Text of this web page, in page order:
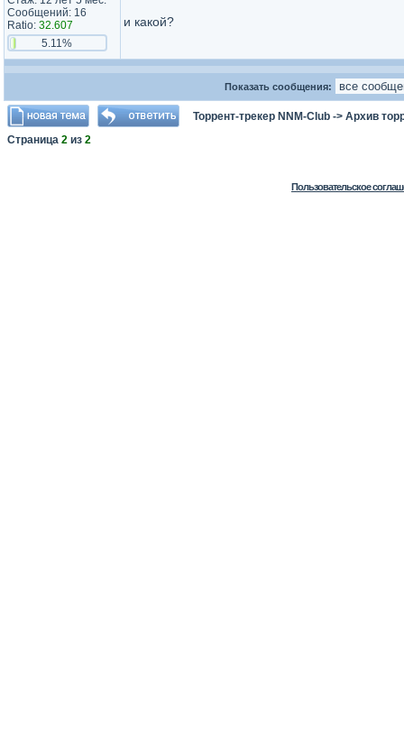
Сообщений: 16
Ratio: 32.607
5.11%
и какой?
Показать сообщения:
Торрент-трекер NNM-Club -> Архив
Страница 2 из 2
Пользовательское